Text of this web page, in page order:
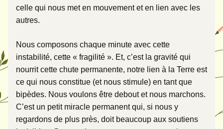
celle qui nous met en mouvement et en lien avec les
autres.
Nous composons chaque minute avec cette
instabilité, cette « fragilité ». Et, c’est la gravité qui
nourrit cette chute permanente, notre lien à la Terre est
ce qui nous constitue (et nous stimule) en tant que
bipèdes. Nous voulons être debout et nous marchons.
C’est un petit miracle permanent qui, si nous y
regardons de plus près, doit beaucoup aux soutiens